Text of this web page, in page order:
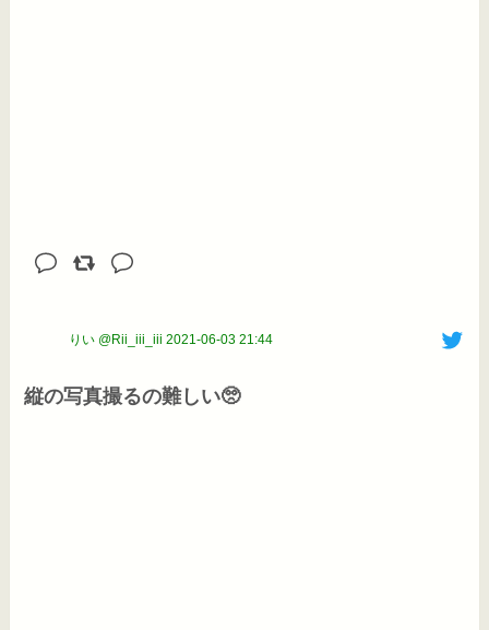
りい @Rii_iii_iii 2021-06-03 21:44
縦の写真撮るの難しい🥺